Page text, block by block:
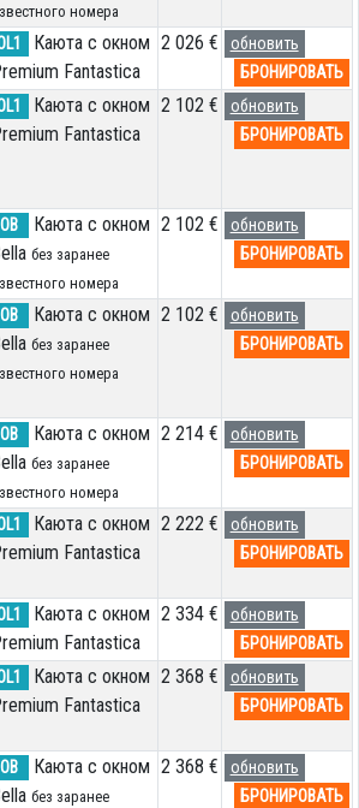
номера
Каюта с окном
Fantastica
2 026 €
обновить
БРОНИРОВАТЬ
Каюта с окном
Fantastica
2 102 €
обновить
БРОНИРОВАТЬ
OB
Каюта с окном
без заранее
номера
2 102 €
обновить
БРОНИРОВАТЬ
OB
Каюта с окном
без заранее
номера
2 102 €
обновить
БРОНИРОВАТЬ
OB
Каюта с окном
без заранее
номера
2 214 €
обновить
БРОНИРОВАТЬ
Каюта с окном
Fantastica
2 222 €
обновить
БРОНИРОВАТЬ
Каюта с окном
Fantastica
2 334 €
обновить
БРОНИРОВАТЬ
Каюта с окном
Fantastica
2 368 €
обновить
БРОНИРОВАТЬ
OB
Каюта с окном
без заранее
2 368 €
обновить
БРОНИРОВАТЬ